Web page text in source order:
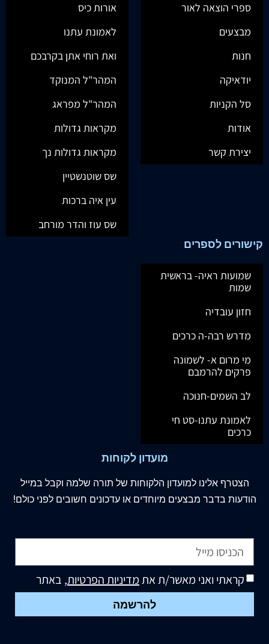
ספרי הוצאה לאור
מבצעים
חנות
יודאיקה
סל הקניות
אודות
יצירת קשר
אורות כיס
לאמונת עתנו
ואת רוחי אתן בקרבכם
המהר"ל המנוקד
המהר"ל מפראג
מקראות גדולות
מקראות גדולות נך
שס שוטנשטיין
עין איה ברכות
שס עוז והדר מורחב
קישורים לספרים
שמועות ראיה- בראשית
שמות
חזון עובדיה
מדרש רבה-ה כרכים
מי מרום א- לשמונה
פרקים להרמבם
לב השמים-חנוכה
לאמונת עתנו-סט חי
כרכים
מועדון לקוחות
הצטרף אלינו למועדון הלקוחות של תורה שלמה וקבל במייל
הודעות בדבר מבצעים מיוחדים או עדכונים חשובים לפני כולם!
קראתי ואני מאשר/ת אתמדיניות הפרטיות, באתר
להרשמה